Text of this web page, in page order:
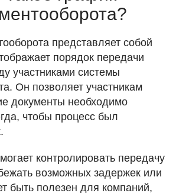
представляет собой
порядок передачи
участниками системы
Он позволяет участникам
документы необходимо
чтобы процесс был
контролировать передачу
возможных задержек или
быть полезен для компаний,